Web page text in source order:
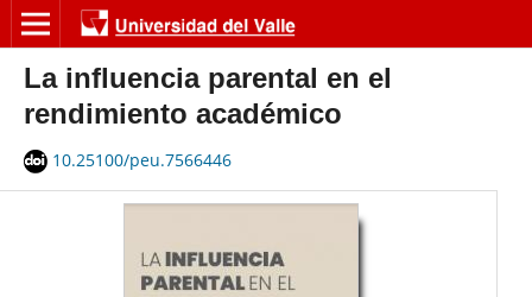
La influencia parental en el
rendimiento académico
10.25100/peu.7566446